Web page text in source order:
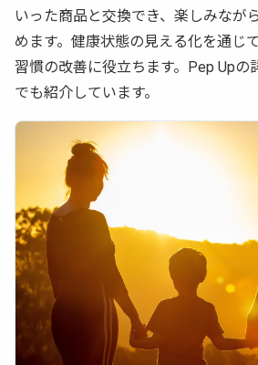
いった商品と交換でき、楽しみなが
めます。健康状態の見える化を通じ
習慣の改善に役立ちます。Pep Upの
でも紹介しています。